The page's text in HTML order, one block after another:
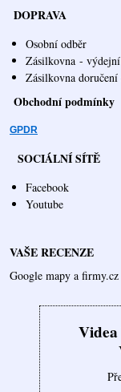
DOPRAVA
Osobní odběr
Zásilkovna -
Zásilkovna
Obchodní podmínky
GPDR
SOCIÁLNÍ SÍTĚ
Facebook
Youtube
VAŠE RECENZE
Google mapy a firmy.cz